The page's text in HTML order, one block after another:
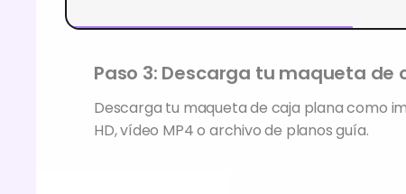
Paso 3: Descarga tu maqueta de
Descarga tu maqueta de caja plana como
HD, vídeo MP4 o archivo de planos guía.